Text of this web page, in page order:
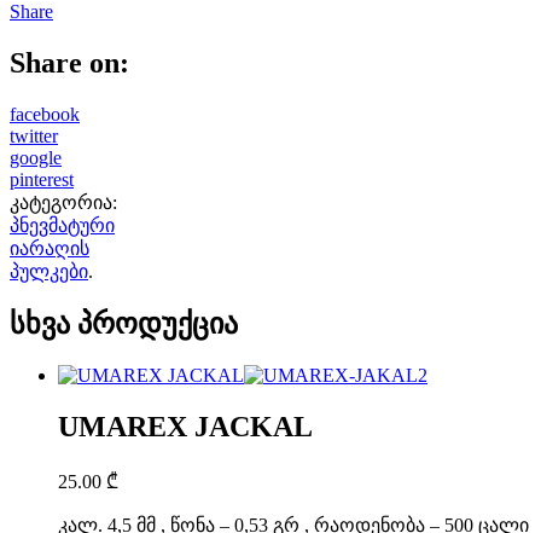
Share
Share on:
facebook
twitter
google
pinterest
კატეგორია:
პნევმატური
იარაღის
პულკები.
სხვა პროდუქცია
UMAREX JACKAL
25.00 ₾
კალ. 4,5 მმ , წონა – 0,53 გრ , რაოდენობა – 500 ცალი